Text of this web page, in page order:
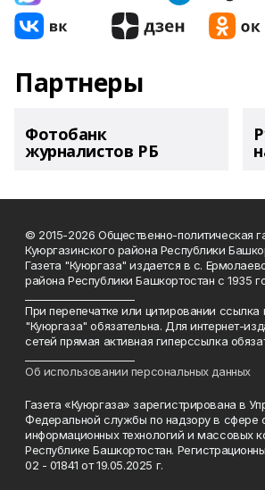
Партнеры
Фотобанк
журналистов РБ
© 2015-2026 Общественно-политическая
Куюргазинского района Республики
Газета "Куюргаза" издается в с.
района Республики Башкортостан с 1935
При перепечатке или цитировании ссылка
"Куюргаза" обязательна. Для интернет-
сетей прямая активная гиперссылка
Об использовании персональных данных
Газета «Куюргаза» зарегистрирована в
Федеральной службы по надзору в сфере
информационных технологий и массовых
Республике Башкортостан.
02 - 01841 от 19.05.2025 г.